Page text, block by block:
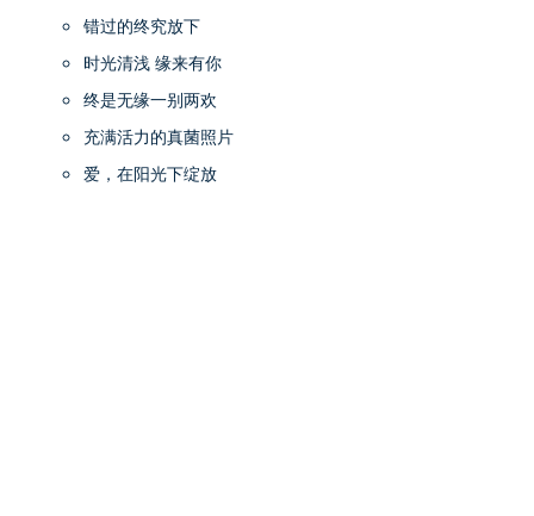
错过的终究放下
时光清浅 缘来有你
终是无缘一别两欢
充满活力的真菌照片
爱，在阳光下绽放